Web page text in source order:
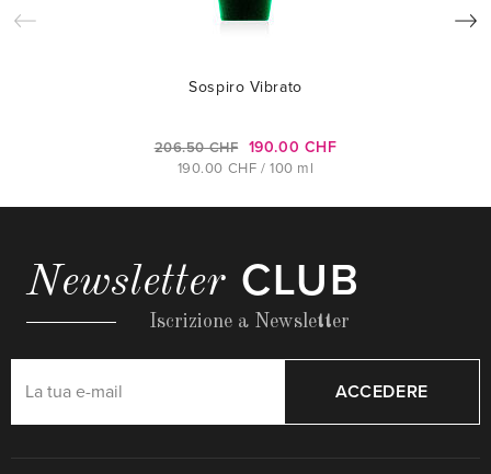
Sospiro Vibrato
206.50 CHF 190.00 CHF
190.00 CHF / 100 ml
Newsletter CLUB
Iscrizione a Newsletter
ACCEDERE